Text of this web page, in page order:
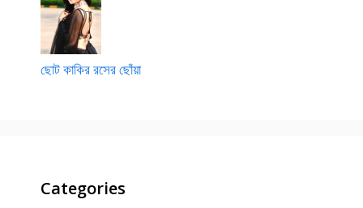
ছোট কাকির রসের ছোঁয়া
Categories